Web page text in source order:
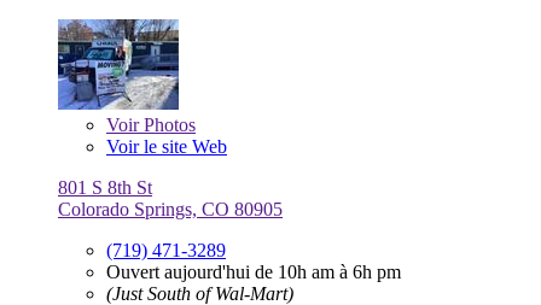
VoirPhotos
Voir le site Web
801 S 8th St
Colorado Springs, CO 80905
(719) 471-3289
Ouvert aujourd'hui de 10h am à 6h pm
(Just South of Wal-Mart)